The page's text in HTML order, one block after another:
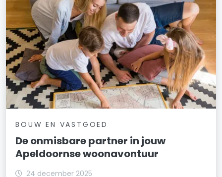
BOUW EN VASTGOED
De onmisbare partner in jouw
Apeldoornse woonavontuur
24 december 2025